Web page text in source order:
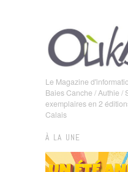
Le Magazine
Baies Canche / Authie /
exemplaires en 2
Calais
À LA UNE